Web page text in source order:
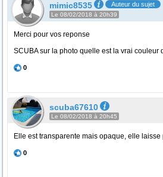
mimic8535 Auteur du sujet
Le 08/02/2018 à 20h39
Merci pour vos reponse
SCUBA sur la photo quelle est la vrai couleur
0
scuba67610
Le 08/02/2018 à 20h45
Elle est transparente mais opaque, elle
0